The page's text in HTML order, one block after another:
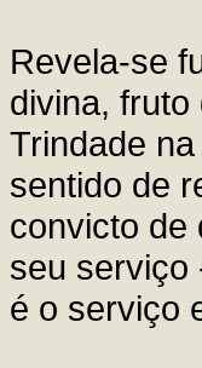
Revela-se
divina,
Trindade
sentido de
convicto de
seu serviço
é o serviço